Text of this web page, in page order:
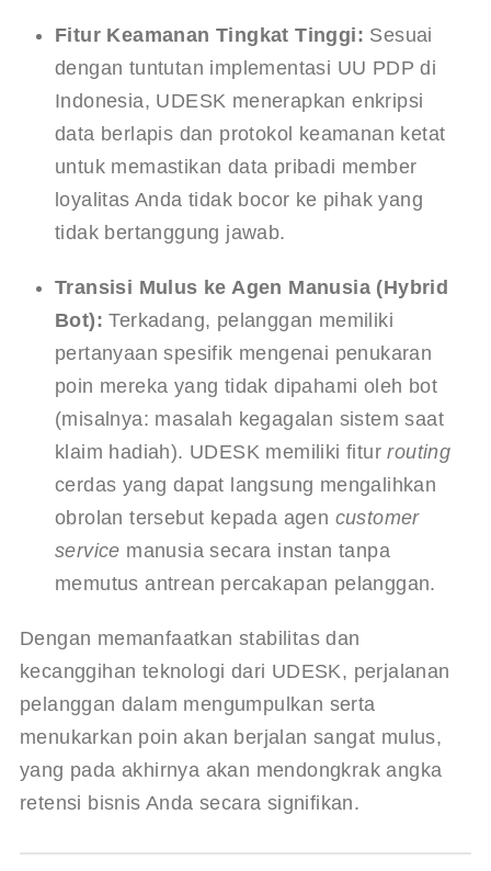
Fitur Keamanan Tingkat Tinggi: Sesuai
dengan tuntutan implementasi UU PDP di
Indonesia, UDESK menerapkan enkripsi
data berlapis dan protokol keamanan ketat
untuk memastikan data pribadi member
loyalitas Anda tidak bocor ke pihak yang
tidak bertanggung jawab.
Transisi Mulus ke Agen Manusia (Hybrid
Bot): Terkadang, pelanggan memiliki
pertanyaan spesifik mengenai penukaran
poin mereka yang tidak dipahami oleh bot
(misalnya: masalah kegagalan sistem saat
klaim hadiah). UDESK memiliki fitur routing
cerdas yang dapat langsung mengalihkan
obrolan tersebut kepada agen customer
service manusia secara instan tanpa
memutus antrean percakapan pelanggan.
Dengan memanfaatkan stabilitas dan
kecanggihan teknologi dari UDESK, perjalanan
pelanggan dalam mengumpulkan serta
menukarkan poin akan berjalan sangat mulus,
yang pada akhirnya akan mendongkrak angka
retensi bisnis Anda secara signifikan.